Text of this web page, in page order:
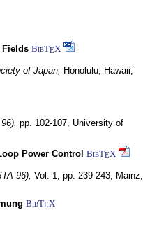
Fields BibTEX
of Japan, Honolulu, Hawaii,
pp. 102-107, University of
Power Control BibTEX
96), Vol. 1, pp. 239-243, Mainz,
BibTEX